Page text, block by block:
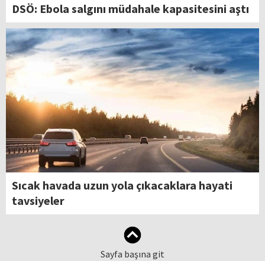
DSÖ: Ebola salgını müdahale kapasitesini aştı
Sıcak havada uzun yola çıkacaklara hayati
tavsiyeler
Sayfa başına git